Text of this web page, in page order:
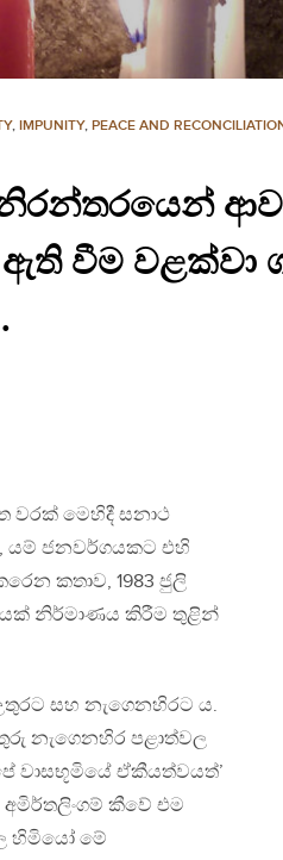
, IMPUNITY, PEACE AND
වීම වළක්වා
වරක් මෙහිදී සනාථ
යම් ජනවර්ගයකට එහි
කතාව, 1983 ජුලි
නිර්මාණය කිරීම තුළින්
සහ නැගෙනහිරට ය.
නැගෙනහිර පළාත්වල
වාසභූමියේ ඒකීයත්වයත්’
කීවේ එම
හිමියෝ මේ